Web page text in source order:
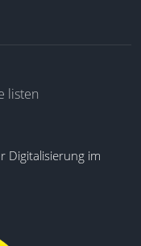
listen
Digitalisierung im